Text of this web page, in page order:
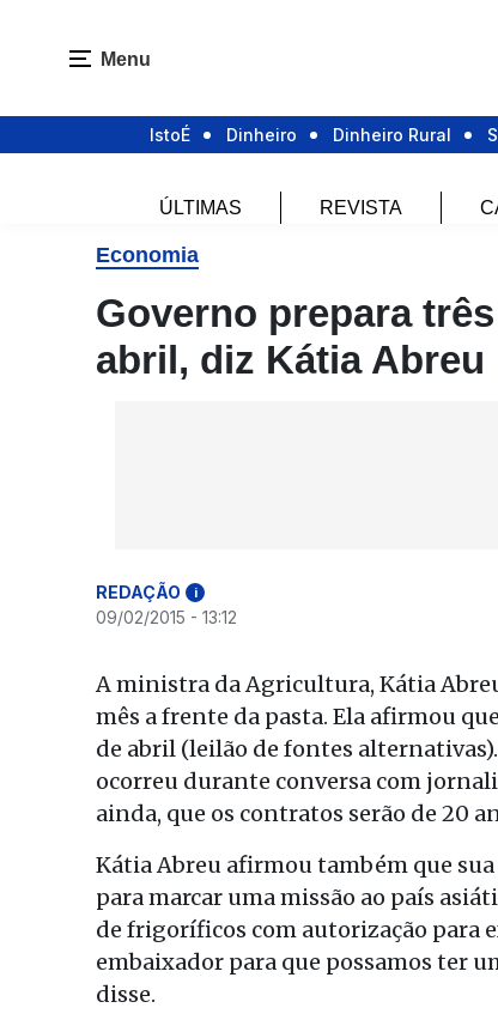
Menu
IstoÉ Dinheiro Dinheiro Rural
ÚLTIMAS REVISTA
Economia
Governo prepara
abril, diz Kátia Abreu
REDAÇÃO i
09/02/2015 - 13:12
A ministra da Agricultura, Kátia
mês a frente da pasta. Ela afirmou
de abril (leilão de fontes
ocorreu durante conversa com
ainda, que os contratos serão de 20
Kátia Abreu afirmou também que
para marcar uma missão ao país
de frigoríficos com autorização para
embaixador para que possamos ter
disse.